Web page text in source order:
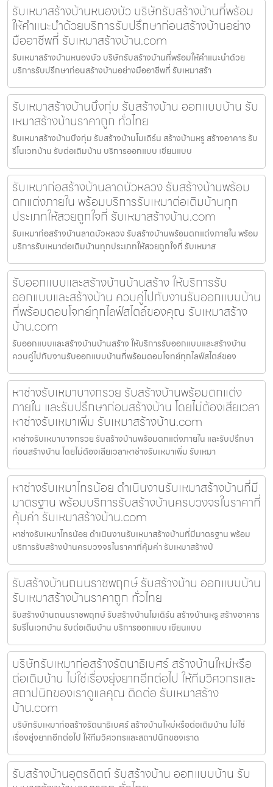
รับเหมาสร้างบ้านหนองบัว บริษัทรับสร้างบ้านที่พร้อม
ให้คำแนะนำด้วยบริการรับปรึกษาก่อนสร้างบ้านอย่าง
มืออาชีพที่ รับเหมาสร้างบ้าน.com
รับเหมาสร้างบ้านหนองบัว บริษัทรับสร้างบ้านที่พร้อมให้คำแนะนำด้วย
บริการรับปรึกษาก่อนสร้างบ้านอย่างมืออาชีพที่ รับเหมาสร้า
รับเหมาสร้างบ้านบึงกุ่ม รับสร้างบ้าน ออกแบบบ้าน รับ
เหมาสร้างบ้านราคาถูก ทั่วไทย
รับเหมาสร้างบ้านบึงกุ่ม รับสร้างบ้านโมเดิร์น สร้างบ้านหรู สร้างอาคาร รับ
รีโนเวทบ้าน รับต่อเติมบ้าน บริการออกแบบ เขียนแบบ
รับเหมาก่อสร้างบ้านลาดบัวหลวง รับสร้างบ้านพร้อม
ตกแต่งภายใน พร้อมบริการรับเหมาต่อเติมบ้านทุก
ประเภทให้สวยถูกใจที่ รับเหมาสร้างบ้าน.com
รับเหมาก่อสร้างบ้านลาดบัวหลวง รับสร้างบ้านพร้อมตกแต่งภายใน พร้อม
บริการรับเหมาต่อเติมบ้านทุกประเภทให้สวยถูกใจที่ รับเหมาส
รับออกแบบและสร้างบ้านบ้านสร้าง ให้บริการรับ
ออกแบบและสร้างบ้าน ควบคู่ไปกับงานรับออกแบบบ้าน
ที่พร้อมตอบโจทย์ทุกไลฟ์สไตล์ของคุณ รับเหมาสร้าง
บ้าน.com
รับออกแบบและสร้างบ้านบ้านสร้าง ให้บริการรับออกแบบและสร้างบ้าน
ควบคู่ไปกับงานรับออกแบบบ้านที่พร้อมตอบโจทย์ทุกไลฟ์สไตล์ของ
หาช่างรับเหมาบางกรวย รับสร้างบ้านพร้อมตกแต่ง
ภายใน และรับปรึกษาก่อนสร้างบ้าน โดยไม่ต้องเสียเวลา
หาช่างรับเหมาเพิ่ม รับเหมาสร้างบ้าน.com
หาช่างรับเหมาบางกรวย รับสร้างบ้านพร้อมตกแต่งภายใน และรับปรึกษา
ก่อนสร้างบ้าน โดยไม่ต้องเสียเวลาหาช่างรับเหมาเพิ่ม รับเหมา
หาช่างรับเหมาไทรน้อย ดำเนินงานรับเหมาสร้างบ้านที่มี
มาตรฐาน พร้อมบริการรับสร้างบ้านครบวงจรในราคาที่
คุ้มค่า รับเหมาสร้างบ้าน.com
หาช่างรับเหมาไทรน้อย ดำเนินงานรับเหมาสร้างบ้านที่มีมาตรฐาน พร้อม
บริการรับสร้างบ้านครบวงจรในราคาที่คุ้มค่า รับเหมาสร้างบ้
รับสร้างบ้านถนนราชพฤกษ์ รับสร้างบ้าน ออกแบบบ้าน
รับเหมาสร้างบ้านราคาถูก ทั่วไทย
รับสร้างบ้านถนนราชพฤกษ์ รับสร้างบ้านโมเดิร์น สร้างบ้านหรู สร้างอาคาร
รับรีโนเวทบ้าน รับต่อเติมบ้าน บริการออกแบบ เขียนแบบ
บริษัทรับเหมาก่อสร้างรัตนาธิเบศร์ สร้างบ้านใหม่หรือ
ต่อเติมบ้าน ไม่ใช่เรื่องยุ่งยากอีกต่อไป ให้ทีมวิศวกรและ
สถาปนิกของเราดูแลคุณ ติดต่อ รับเหมาสร้าง
บ้าน.com
บริษัทรับเหมาก่อสร้างรัตนาธิเบศร์ สร้างบ้านใหม่หรือต่อเติมบ้าน ไม่ใช่
เรื่องยุ่งยากอีกต่อไป ให้ทีมวิศวกรและสถาปนิกของเราด
รับสร้างบ้านอุตรดิตถ์ รับสร้างบ้าน ออกแบบบ้าน รับ